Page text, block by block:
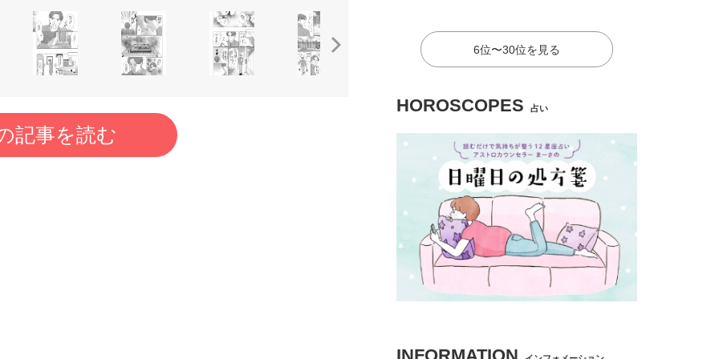
記事を読む
6位〜30位を見る
HOROSCOPES 占い